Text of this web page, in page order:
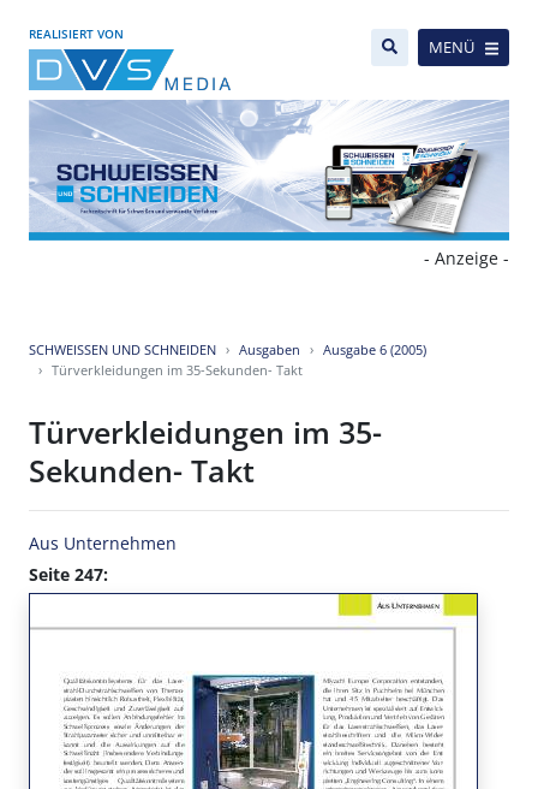
REALISIERT VON
MENÜ
- Anzeige -
SCHWEISSEN UND SCHNEIDEN Ausgaben
Ausgabe 6 (2005)
Türverkleidungen im 35-Sekunden- Takt
Türverkleidungen im 35-
Sekunden- Takt
Aus Unternehmen
Seite 247: